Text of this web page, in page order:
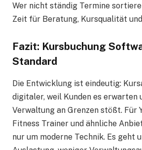
Wer nicht ständig Termine
Zeit für Beratung, Kursqualität
Fazit: Kursbuchung
Standard
Die Entwicklung ist eindeutig:
digitaler, weil Kunden es erwarten
Verwaltung an Grenzen stößt. Für
Fitness Trainer und ähnliche
nur um moderne Technik. Es geht